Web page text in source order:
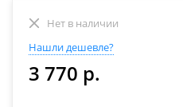
Нет в наличии
Нашли дешевле?
3 770 р.